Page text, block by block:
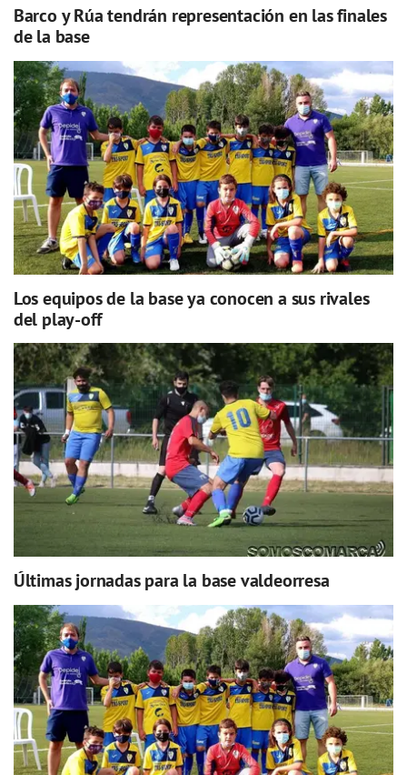
Barco y Rúa tendrán representación en las finales
de la base
Los equipos de la base ya conocen a sus rivales
del play-off
Últimas jornadas para la base valdeorresa